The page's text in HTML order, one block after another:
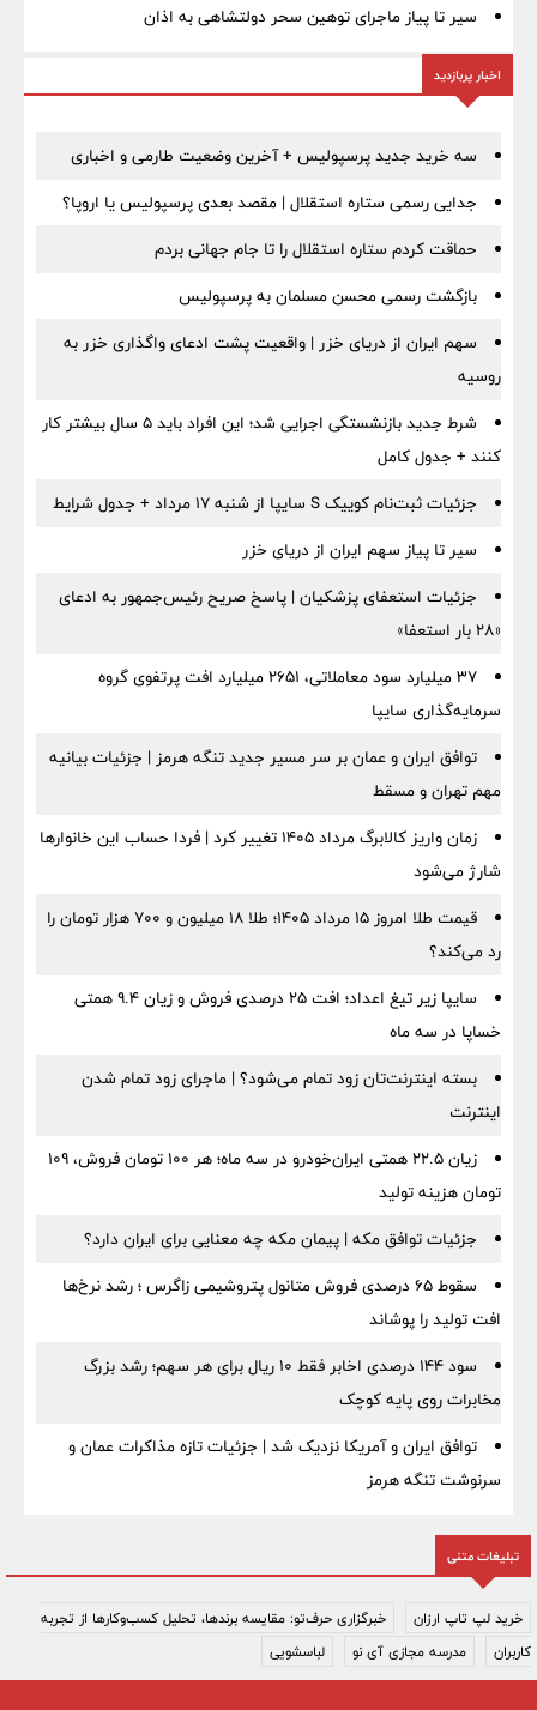
سیر تا پیاز ماجرای توهین سحر دولتشاهی به اذان
اخبار پربازدید
سه خرید جدید پرسپولیس + آخرین وضعیت طارمی و اخباری
جدایی رسمی ستاره استقلال | مقصد بعدی پرسپولیس یا اروپا؟
حماقت کردم ستاره استقلال را تا جام جهانی بردم
بازگشت رسمی محسن مسلمان به پرسپولیس
سهم ایران از دریای خزر | واقعیت پشت ادعای واگذاری خزر به
روسیه
شرط جدید بازنشستگی اجرایی شد؛ این افراد باید ۵ سال بیشتر کار
کنند + جدول کامل
جزئیات ثبت‌نام کوییک S سایپا از شنبه ۱۷ مرداد + جدول شرایط
سیر تا پیاز سهم ایران از دریای خزر
جزئیات استعفای پزشکیان | پاسخ صریح رئیس‌جمهور به ادعای
«۲۸ بار استعفا»
۳۷ میلیارد سود معاملاتی، ۲۶۵۱ میلیارد افت پرتفوی گروه
سرمایه‌گذاری سایپا
توافق ایران و عمان بر سر مسیر جدید تنگه هرمز | جزئیات بیانیه
مهم تهران و مسقط
زمان واریز کالابرگ مرداد ۱۴۰۵ تغییر کرد | فردا حساب این خانوارها
شارژ می‌شود
قیمت طلا امروز ۱۵ مرداد ۱۴۰۵؛ طلا ۱۸ میلیون و ۷۰۰ هزار تومان را
رد می‌کند؟
سایپا زیر تیغ اعداد؛ افت ۲۵ درصدی فروش و زیان ۹.۴ همتی
خساپا در سه ماه
بسته اینترنت‌تان زود تمام می‌شود؟ | ماجرای زود تمام شدن
اینترنت
زیان ۲۲.۵ همتی ایران‌خودرو در سه ماه؛ هر ۱۰۰ تومان فروش، ۱۰۹
تومان هزینه تولید
جزئیات توافق مکه | پیمان مکه چه معنایی برای ایران دارد؟
سقوط ۶۵ درصدی فروش متانول پتروشیمی زاگرس ؛ رشد نرخ‌ها
افت تولید را پوشاند
سود ۱۴۴ درصدی اخابر فقط ۱۰ ریال برای هر سهم؛ رشد بزرگ
مخابرات روی پایه کوچک
توافق ایران و آمریکا نزدیک شد | جزئیات تازه مذاکرات عمان و
سرنوشت تنگه هرمز
تبلیغات متنی
خرید لپ تاپ ارزان
خبرگزاری حرف‌تو: مقایسه برندها، تحلیل کسب‌وکارها از تجربه
کاربران
مدرسه مجازی آی نو لباسشویی